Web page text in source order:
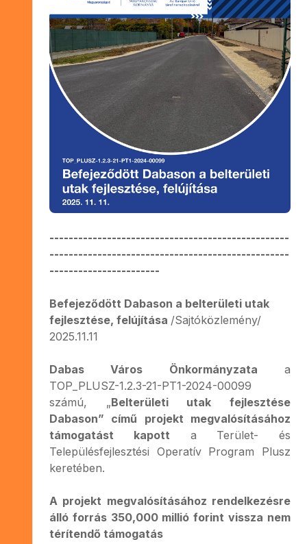
--------------------------------------------------
--------------------------------------------------
-----------------------
Befejeződött Dabason a belterületi utak
fejlesztése, felújítása /Sajtóközlemény/
2025.11.11
Dabas Város Önkormányzata a
TOP_PLUSZ-1.2.3-21-PT1-2024-00099
számú, „Belterületi utak fejlesztése
Dabason” című projekt megvalósításához
támogatást kapott a Terület- és
Településfejlesztési Operatív Program Plusz
keretében.
A projekt megvalósításához rendelkezésre
álló forrás 350,000 millió forint vissza nem
térítendő támogatás